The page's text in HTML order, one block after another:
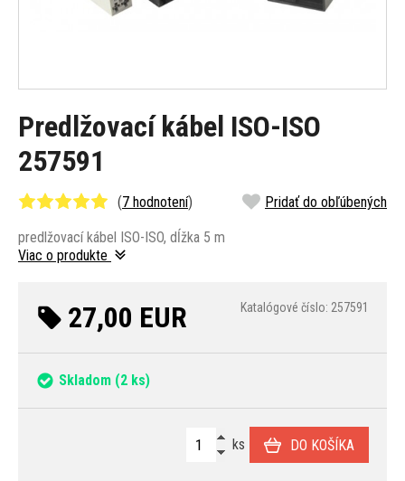
Predlžovací kábel ISO-ISO
257591
(7 hodnotení) Pridať do obľúbených
predlžovací kábel ISO-ISO, dĺžka 5 m
Viac o produkte
27,00 EUR Katalógové číslo: 257591
Skladom (2 ks)
ks DO KOŠÍKA